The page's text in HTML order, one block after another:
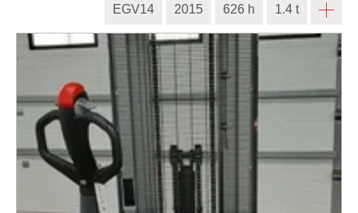
EGV14 2015 626 h 1.4 t